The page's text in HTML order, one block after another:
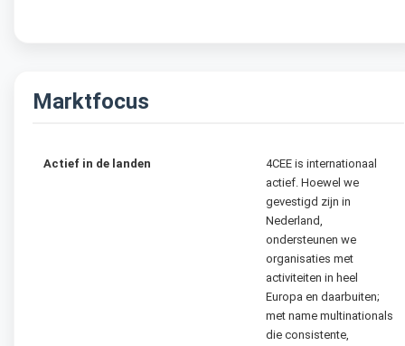
Marktfocus
Actief in de landen
4CEE is internationaal
actief. Hoewel we
gevestigd zijn in
Nederland,
ondersteunen we
organisaties met
activiteiten in heel
Europa en daarbuiten;
met name multinationals
die consistente,